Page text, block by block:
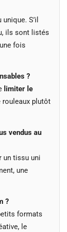
S’il
ils sont listés
fois
?
limiter le
rouleaux plutôt
vendus au
un tissu uni
une
?
formats
le